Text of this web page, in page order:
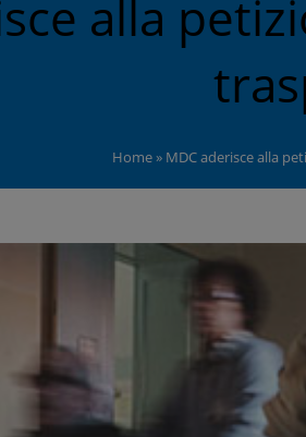
alla
Home» MDC aderisce alla